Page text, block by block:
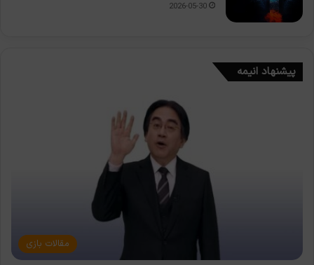
2026-05-30
پیشنهاد انیمه
مقالات بازی